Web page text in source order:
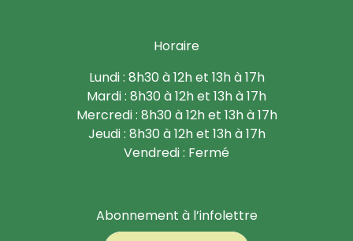
Horaire
Lundi : 8h30 à 12h et 13h à 17h
Mardi : 8h30 à 12h et 13h à 17h
Mercredi : 8h30 à 12h et 13h à 17h
Jeudi : 8h30 à 12h et 13h à 17h
Vendredi : Fermé
Abonnement à l’infolettre